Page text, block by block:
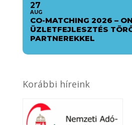
27
AUG
CO-MATCHING 2026 –
ÜZLETFEJLESZTÉS
PARTNEREKKEL
Korábbi híreink